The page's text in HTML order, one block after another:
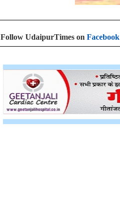
Follow UdaipurTimes on Facebook